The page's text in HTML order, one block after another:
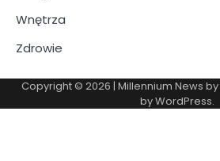
Wnętrza
Zdrowie
Copyright © 2026 | Millennium News by
byWordPress.